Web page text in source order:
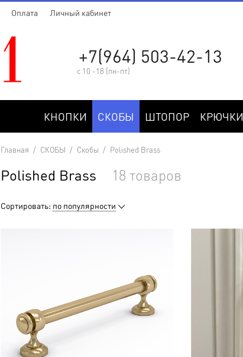
Оплата Личный кабинет
+7(964) 503-42-13
с 10 -18 (пн-пт)
КНОПКИ СКОБЫ ШТОПОР КРЮЧКИ
Главная / СКОБЫ / Cкобы / Polished Brass
Polished Brass 18 товаров
Сортировать: по популярности